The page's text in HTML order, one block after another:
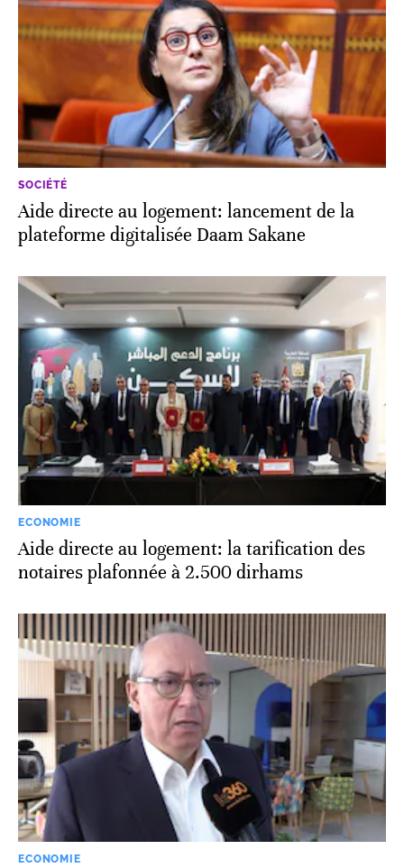
SOCIÉTÉ
Aide directe au logement: lancement de la
plateforme digitalisée Daam Sakane
ECONOMIE
Aide directe au logement: la tarification des
notaires plafonnée à 2.500 dirhams
ECONOMIE